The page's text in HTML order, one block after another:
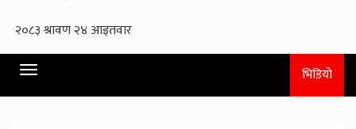
Toggle
navigation
भिडियो